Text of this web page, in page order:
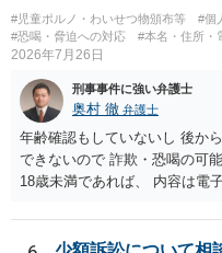
#児童ポルノ・わいせつ物頒布等 #個
#恐喝・脅迫への対応
#本名・住所・
2026年7月26日
刑事事件に強い弁護士
奥村 徹 弁護士
年齢確認もしていないし 後か
できないので 詐欺・恐喝の可
18歳未満であれば、 内容は電
画の尺は10分ほど、服を着た
して、要求された金額(1000